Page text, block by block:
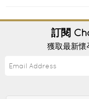
訂閱
獲取最新懷